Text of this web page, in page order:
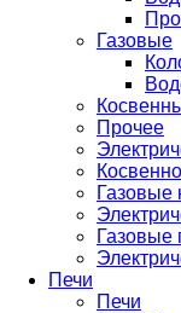
Газовые
Прочее
Газовые
Газовые
Печи
Печи